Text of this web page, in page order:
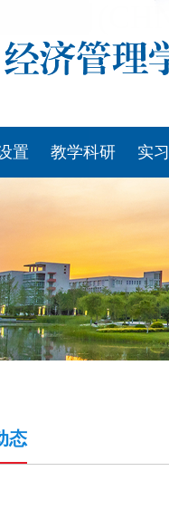
市公司
置 教学科研 实
态